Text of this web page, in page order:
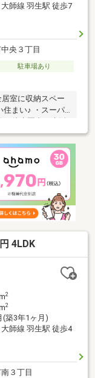
師線 羽生駅 徒歩7
央３丁目
駐車場あり
住まい♪ ・スーパ
4LDK
2
2
(築3年1ヶ月)
師線 羽生駅 徒歩4
３丁目